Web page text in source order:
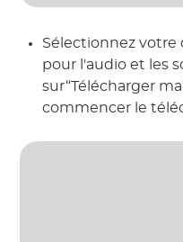
Sélectionnez votre
pour l'audio et les
sur“Télécharger
commencer le